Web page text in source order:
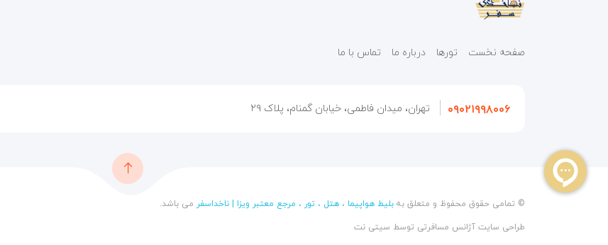
صفحه نخست تورها درباره ما تماس با ما
۰۹۰۲۱۹۹۸۰۰۶ تهران، میدان فاطمی، خیابان گمنام، پلاک ۲۹
© تمامی حقوق محفوظ و متعلق به بلیط هواپیما ، هتل ، تور ، مرجع معتبر ویزا | ناخداسفر می باشد.
طراحی سایت آژانس مسافرتی توسط سیتی نت